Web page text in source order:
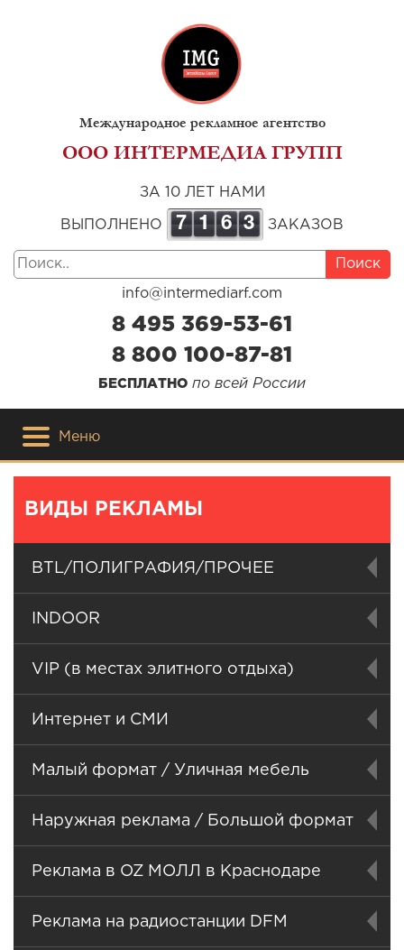
Международное рекламное агентство
ООО ИНТЕРМЕДИА ГРУПП
ЗА 10 ЛЕТ НАМИ
ВЫПОЛНЕНО 7 1 6 3 ЗАКАЗОВ
Поиск
info@intermediarf.com
8 495 369-53-61
8 800 100-87-81
БЕСПЛАТНО по всей России
Меню
ВИДЫ РЕКЛАМЫ
BTL/ПОЛИГРАФИЯ/ПРОЧЕЕ
INDOOR
VIP (в местах элитного отдыха)
Интернет и СМИ
Малый формат / Уличная мебель
Наружная реклама / Большой формат
Реклама в OZ МОЛЛ в Краснодаре
Реклама на радиостанции DFM